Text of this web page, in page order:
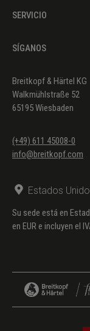
SERVICIO
SÍGANOS
Breitkopf & Härtel KG
Walkmühlstraße 52
65195 Wiesbaden
(+49) 611 45008-0
info@breitkopf.com
Estados
Su sede está en
en EUR e incluyen el